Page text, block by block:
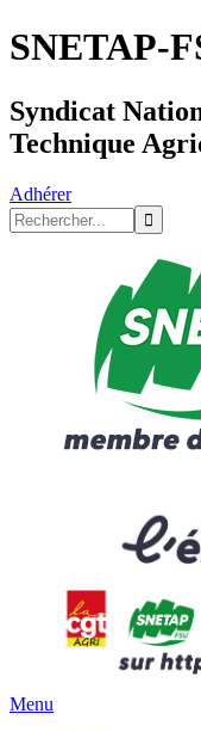
SNETAP-
Syndicat
Technique
Adhérer
Menu